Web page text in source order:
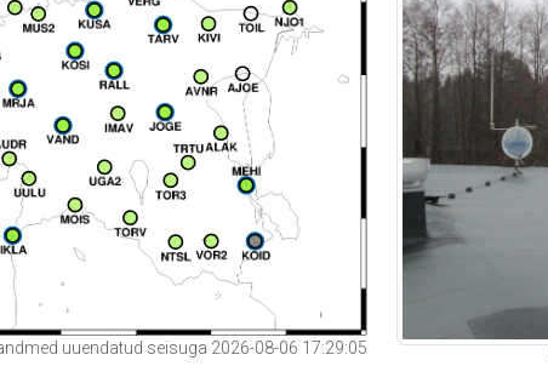
uuendatud seisuga 2026-08-06 17:29:05